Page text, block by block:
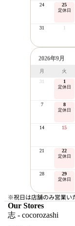
24 25
定休日
31 1
2026年9月
月 火
31
1
定休日
7 8
定休日
14 15
21 22
定休日
28 29
定休日
※祝日は店舗のみ営業い
Our Stores
志 - cocorozashi